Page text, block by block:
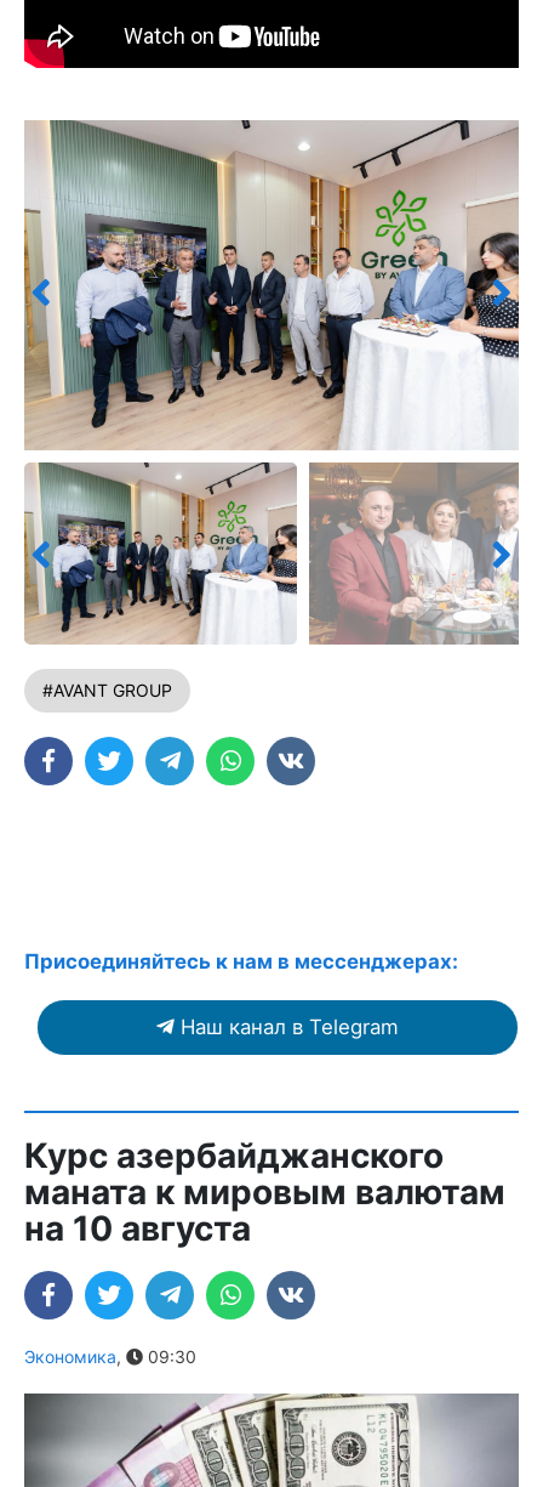
#AVANT GROUP
Присоединяйтесь к нам в мессенджерах:
Наш канал в Telegram
Курс азербайджанского
маната к мировым валютам
на 10 августа
Экономика, 09:30